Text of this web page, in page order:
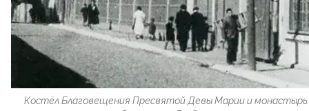
Костёл Благовещения Пресвятой Девы Марии и монастырь